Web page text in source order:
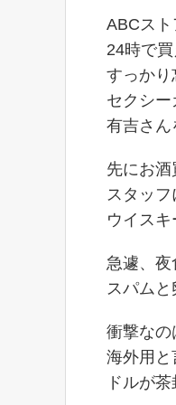
ABCスト
24時で買
すっかり
セクシー
有吉さん
先にお酒
スタッフ
ウイスキ
急遽、夜
スパムと
衝撃なの
海外用と
ドルが